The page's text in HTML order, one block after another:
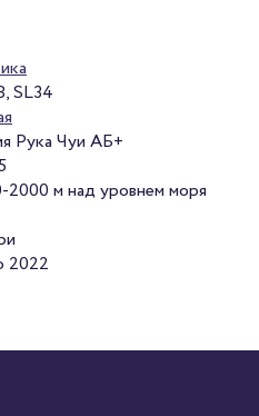
SL34
Рука Чуи АБ+
2000 м над уровнем моря
2022